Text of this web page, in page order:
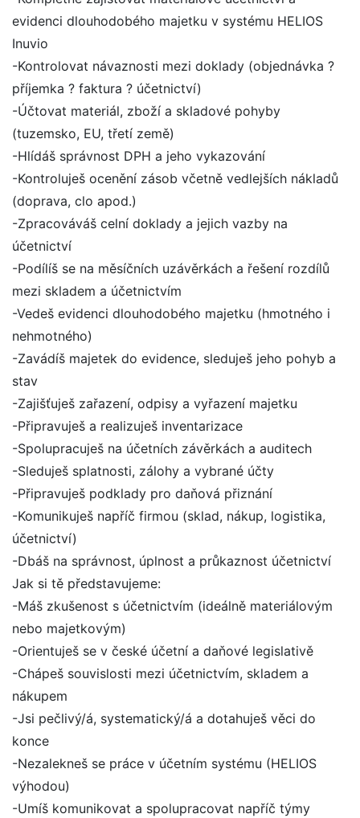
evidenci dlouhodobého majetku v systému HELIOS
Inuvio
-Kontrolovat návaznosti mezi doklady (objednávka ?
příjemka ? faktura ? účetnictví)
-Účtovat materiál, zboží a skladové pohyby
(tuzemsko, EU, třetí země)
-Hlídáš správnost DPH a jeho vykazování
-Kontroluješ ocenění zásob včetně vedlejších nákladů
(doprava, clo apod.)
-Zpracováváš celní doklady a jejich vazby na
účetnictví
-Podílíš se na měsíčních uzávěrkách a řešení rozdílů
mezi skladem a účetnictvím
-Vedeš evidenci dlouhodobého majetku (hmotného i
nehmotného)
-Zavádíš majetek do evidence, sleduješ jeho pohyb a
stav
-Zajišťuješ zařazení, odpisy a vyřazení majetku
-Připravuješ a realizuješ inventarizace
-Spolupracuješ na účetních závěrkách a auditech
-Sleduješ splatnosti, zálohy a vybrané účty
-Připravuješ podklady pro daňová přiznání
-Komunikuješ napříč firmou (sklad, nákup, logistika,
účetnictví)
-Dbáš na správnost, úplnost a průkaznost účetnictví
Jak si tě představujeme:
-Máš zkušenost s účetnictvím (ideálně materiálovým
nebo majetkovým)
-Orientuješ se v české účetní a daňové legislativě
-Chápeš souvislosti mezi účetnictvím, skladem a
nákupem
-Jsi pečlivý/á, systematický/á a dotahuješ věci do
konce
-Nezalekneš se práce v účetním systému (HELIOS
výhodou)
-Umíš komunikovat a spolupracovat napříč týmy